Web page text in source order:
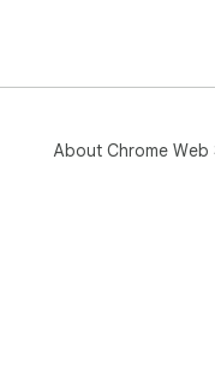
About Chrome Web